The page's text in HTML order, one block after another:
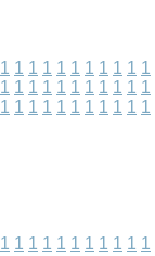
1 1 1 1 1 1 1 1 1 1 1
1 1 1 1 1 1 1 1 1 1 1
1 1 1 1 1 1 1 1 1 1 1
1 1 1 1 1 1 1 1 1 1 1